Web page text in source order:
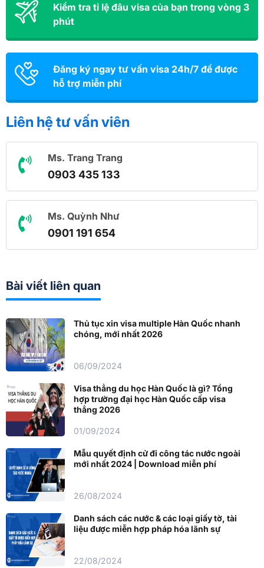
Kiểm tra tỉ lệ đâu visa của bạn trong vòng 3
phút
Đăng ký ngay tư vấn visa 24h/7 để được
hỗ trợ miễn phí
Liên hệ tư vấn viên
Ms. Trang Trang
0903 435 133
Ms. Quỳnh Như
0901 191 654
Bài viết liên quan
Thủ tục xin visa multiple Hàn Quốc nhanh
chóng, mới nhất 2026
06/09/2024
Visa thẳng du học Hàn Quốc là gì? Tổng
hợp trường đại học Hàn Quốc cấp visa
thẳng 2026
01/09/2024
Mẫu quyết định cử đi công tác nước ngoài
mới nhất 2024 | Download miễn phí
26/08/2024
Danh sách các nước & các loại giấy tờ, tài
liệu được miễn hợp pháp hóa lãnh sự
22/08/2024